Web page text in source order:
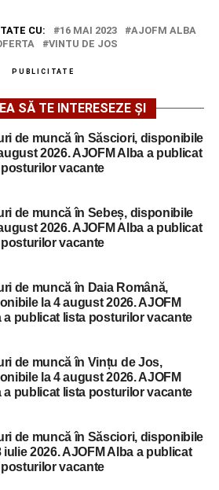
CU: 16 MAI 2023
AJOFM ALBA
VINTU DE JOS
PUBLICITATE
SĂ TE INTERESEZE ȘI
de muncă în Săsciori, disponibile
2026. AJOFM Alba a publicat
posturilor vacante
de muncă în Sebeș, disponibile
2026. AJOFM Alba a publicat
posturilor vacante
de muncă în Daia Română,
la 4 august 2026. AJOFM
a publicat lista posturilor vacante
de muncă în Vințu de Jos,
la 4 august 2026. AJOFM
a publicat lista posturilor vacante
de muncă în Săsciori, disponibile
iulie 2026. AJOFM Alba a publicat
posturilor vacante